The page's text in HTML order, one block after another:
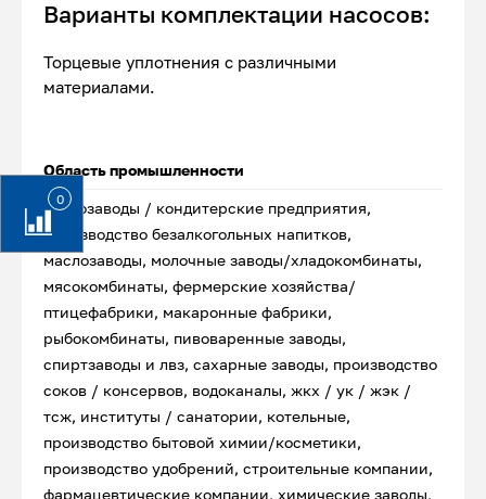
0
Варианты комплектации насосов:
Торцевые уплотнения с различными
материалами.
Область промышленности
хлебозаводы / кондитерские предприятия,
производство безалкогольных напитков,
маслозаводы, молочные заводы/хладокомбинаты,
мясокомбинаты, фермерские хозяйства/
птицефабрики, макаронные фабрики,
рыбокомбинаты, пивоваренные заводы,
спиртзаводы и лвз, сахарные заводы, производство
соков / консервов, водоканалы, жкх / ук / жэк /
тсж, институты / санатории, котельные,
производство бытовой химии/косметики,
производство удобрений, строительные компании,
фармацевтические компании, химические заводы,